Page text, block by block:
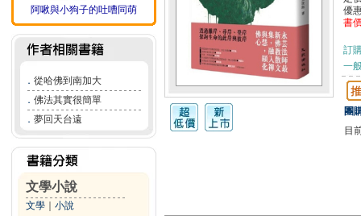
阿啾與小狗子的吐嘈同萌
． 從哈佛到南加大
． 佛法其實很簡單
． 夢回天台遠
文學小說
文學 小說
優
書
訂
一
團
目